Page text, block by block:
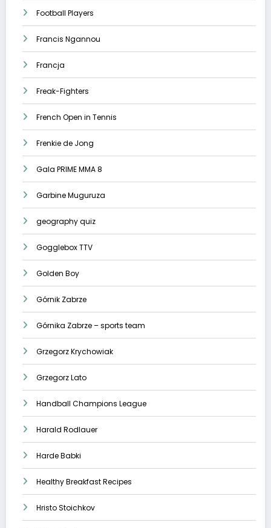
Football Players
Francis Ngannou
Francja
Freak-Fighters
French Open in Tennis
Frenkie de Jong
Gala PRIME MMA 8
Garbine Muguruza
geography quiz
Gogglebox TTV
Golden Boy
Górnik Zabrze
Górnika Zabrze – sports team
Grzegorz Krychowiak
Grzegorz Lato
Handball Champions League
Harald Rodlauer
Harde Babki
Healthy Breakfast Recipes
Hristo Stoichkov